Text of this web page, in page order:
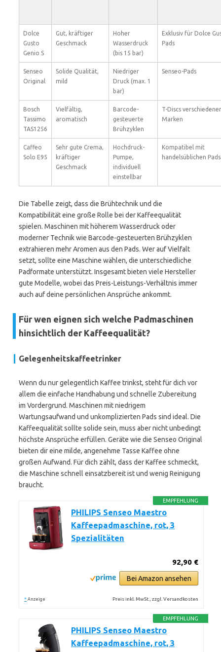
Dolce
Gusto
Genio S
Gut, kräftiger
Geschmack
Hoher
Wasserdruck
(bis 15 bar)
Exklusiv für Dolce
Pads
Senseo
Original
Solide Qualität,
mild
Niedriger
Druck (max. 1
bar)
Senseo-Pads
Bosch
Tassimo
TAS1256
Vielfältig,
aromatisch
Barcode-
gesteuerte
Brühzyklen
T-Discs verschiedener
Marken
Caffeo
Solo E95
Sehr gute Crema,
kräftiger
Geschmack
Hochdruck-
Pumpe,
individuell
einstellbar
Kompatibel mit
handelsüblichen Pads
Die Tabelle zeigt, dass die Brühtechnik und die
Kompatibilität eine große Rolle bei der Kaffeequalität
spielen. Maschinen mit höherem Wasserdruck oder
moderner Technik wie Barcode-gesteuerten Brühzyklen
extrahieren mehr Aromen aus den Pads. Wer auf Vielfalt
setzt, sollte eine Maschine wählen, die unterschiedliche
Padformate unterstützt. Insgesamt bieten viele Hersteller
gute Modelle, wobei das Preis-Leistungs-Verhältnis immer
auch auf deine persönlichen Ansprüche ankommt.
Für wen eignen sich welche Padmaschinen
hinsichtlich der Kaffeequalität?
Gelegenheitskaffeetrinker
Wenn du nur gelegentlich Kaffee trinkst, steht für dich vor
allem die einfache Handhabung und schnelle Zubereitung
im Vordergrund. Maschinen mit niedrigem
Wartungsaufwand und unkomplizierten Pads sind ideal. Die
Kaffeequalität sollte solide sein, muss aber nicht unbedingt
höchste Ansprüche erfüllen. Geräte wie die Senseo Original
bieten dir eine milde, angenehme Tasse Kaffee ohne
großen Aufwand. Für dich zählt, dass der Kaffee schmeckt,
die Maschine schnell einsatzbereit ist und wenig Reinigung
braucht.
EMPFEHLUNG
PHILIPS Senseo Maestro
Kaffeepadmaschine, rot, 3
Spezialitäten
92,90 €
Bei Amazon ansehen
* Anzeige Preis inkl. MwSt., zzgl. Versandkosten
EMPFEHLUNG
PHILIPS Senseo Maestro
Kaffeepadmaschine, rot, 3